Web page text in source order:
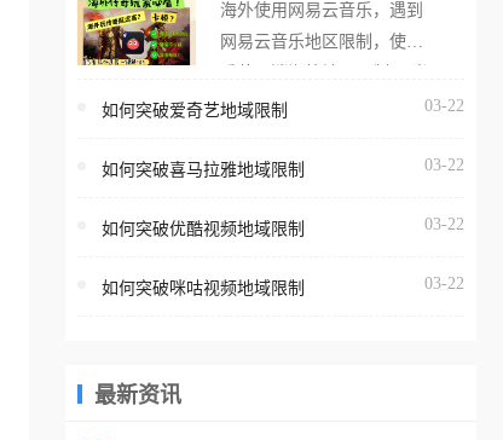
地区无法播放”的提示语。
海外用户如香港、澳门、台
亚、欧洲等国家和地区时，
台一样，出现地区及版权限
地区播放。 遇到这个问题的
海外使用网易云音乐，遇到
网易云音乐地区限制，使用
在海外打开网易云音乐，却
所在的地区无法播放”的提示
门、台湾、美国、加拿大、
区时，网易云音乐也会像其
如何突破爱奇艺地域限制 03-22
如何突破喜马拉雅地域限制 03-22
如何突破优酷视频地域限制 03-22
如何突破咪咕视频地域限制 03-22
最新资讯